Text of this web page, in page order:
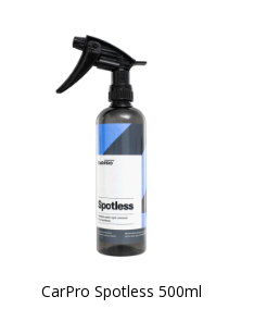
CarPro Spotless 500ml